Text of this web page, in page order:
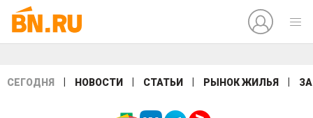
СЕГОДНЯ НОВОСТИ СТАТЬИ РЫНОК ЖИЛЬЯ